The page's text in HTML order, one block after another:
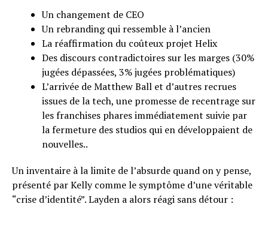
Un changement de CEO
Un rebranding qui ressemble à l’ancien
La réaffirmation du coûteux projet Helix
Des discours contradictoires sur les marges (30%
jugées dépassées, 3% jugées problématiques)
L’arrivée de Matthew Ball et d’autres recrues
issues de la tech, une promesse de recentrage sur
les franchises phares immédiatement suivie par
la fermeture des studios qui en développaient de
nouvelles..
Un inventaire à la limite de l’absurde quand on y pense,
présenté par Kelly comme le symptôme d’une véritable
“crise d’identité”. Layden a alors réagi sans détour :